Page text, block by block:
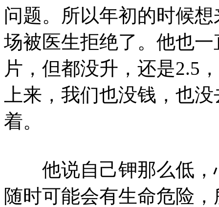
问题。所以年初的时候
场被医生拒绝了。他也
片，但都没升，还是2.5
上来，我们也没钱，也
着。
他说自己钾那么低，
随时可能会有生命危险